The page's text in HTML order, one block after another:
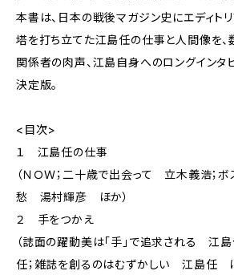
本書は、日本の戦後マガジン史にエディト
塔を打ち立てた江島任の仕事と人間像を
関係者の肉声、江島自身へのロングインタ
決定版。
<目次>
１ 江島任の仕事
（ＮＯＷ；二十歳で出会って 立木義浩；ボ
愁 湯村輝彦 ほか）
２ 手をつかえ
（誌面の躍動美は「手」で追求される 江
任；雑誌を創るのはむずかしい 江島任